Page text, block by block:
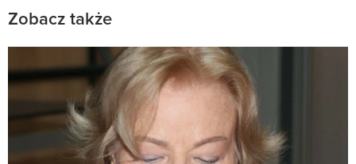
Zobacz także